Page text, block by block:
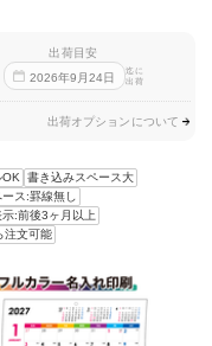
出荷目安
2026年9 月24日
迄に
出荷
出荷オプションについて
OK 書き込みスペース大
ース:罫線無し
示:前後3ヶ月以上
注文可能